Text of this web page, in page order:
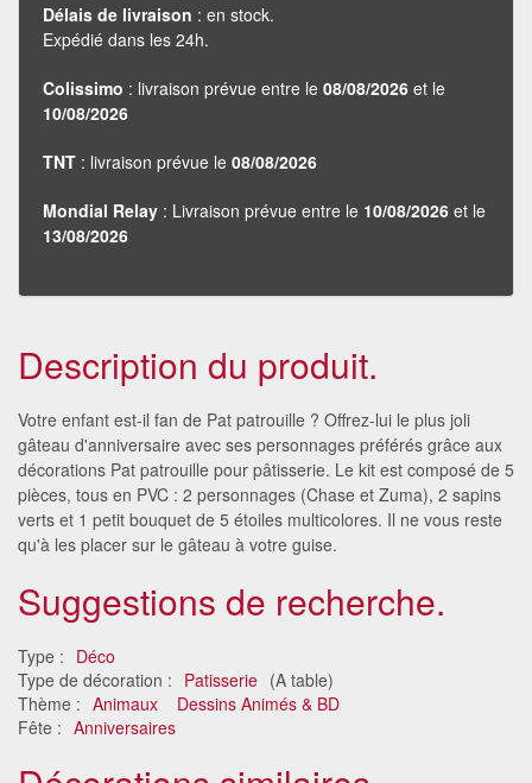
Délais de livraison : en stock.
Expédié dans les 24h.
Colissimo : livraison prévue entre le 08/08/2026 et le
10/08/2026
TNT : livraison prévue le 08/08/2026
Mondial Relay : Livraison prévue entre le 10/08/2026 et le
13/08/2026
Description du produit.
Votre enfant est-il fan de Pat patrouille ? Offrez-lui le plus joli
gâteau d'anniversaire avec ses personnages préférés grâce aux
décorations Pat patrouille pour pâtisserie. Le kit est composé de 5
pièces, tous en PVC : 2 personnages (Chase et Zuma), 2 sapins
verts et 1 petit bouquet de 5 étoiles multicolores. Il ne vous reste
qu'à les placer sur le gâteau à votre guise.
Suggestions de recherche.
Type : Déco
Type de décoration : Patisserie (A table)
Thème : Animaux
Dessins Animés & BD
Fête : Anniversaires